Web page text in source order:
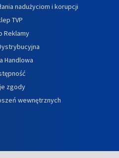
nadużyciom i korupcji
TVP
Reklamy
Handlowa
zgody
wewnętrznych